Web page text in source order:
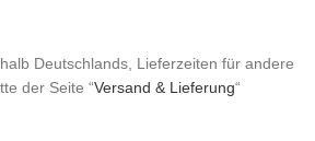
Deutschlands, Lieferzeiten für andere
der Seite “Versand & Lieferung“